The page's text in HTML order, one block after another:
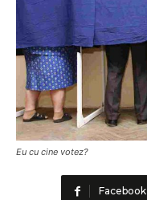
Eu cu cine votez?
Facebook